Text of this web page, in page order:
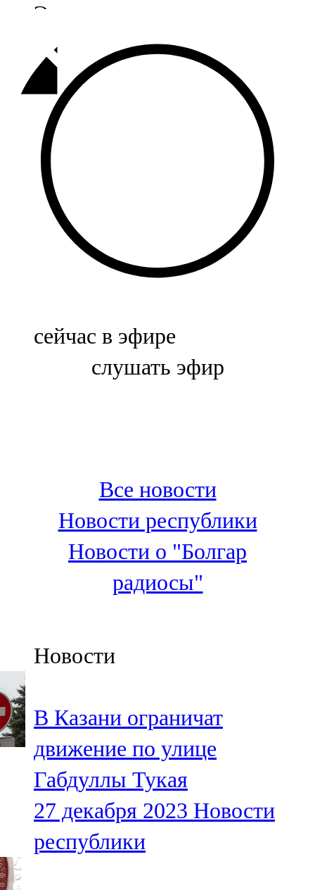
Әлмәт
92,9 FM
Базарлы матак
107,1 FM
Балык бистәсе
104,9 FM
Баулы
107,5 FM
Биләр
Болгар
100,3 FM
Зәй
106,6 FM
Кадыбаш
105,2 FM
91,5 FM
106,1 FM
Кама тамагы
71,51 FM
Кукмара
107,9 FM
сейчас в эфире
слушать эфир
Все новости
Новости республики
Новости о "Болгар
радиосы"
Новости
В Казани ограничат
движение по улице
Габдуллы Тукая
27 декабря 2023 Новости
республики